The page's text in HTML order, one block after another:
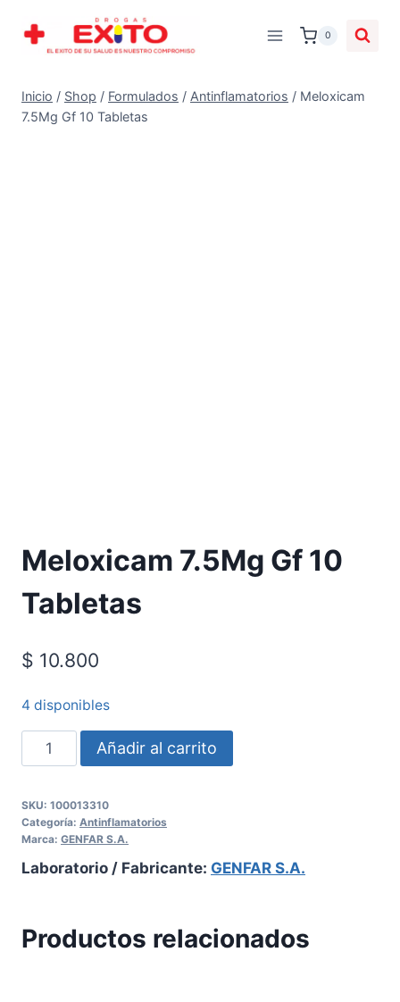
0
Inicio / Shop / Formulados / Antinflamatorios / Meloxicam
7.5Mg Gf 10 Tabletas
Meloxicam 7.5Mg Gf 10
Tabletas
$ 10.800
4 disponibles
Añadir al carrito
SKU: 100013310
Categoría: Antinflamatorios
Marca: GENFAR S.A.
Laboratorio / Fabricante: GENFAR S.A.
Productos relacionados